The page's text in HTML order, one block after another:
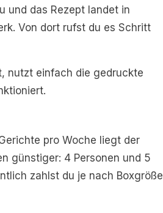
und das Rezept landet in
Von dort rufst du es Schritt
nutzt einfach die gedruckte
pro Woche liegt der
günstiger: 4 Personen und 5
zahlst du je nach Boxgröße